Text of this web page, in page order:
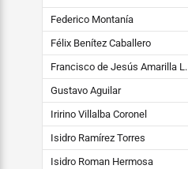
Federico Montanía
Félix Benítez Caballero
Francisco de Jesús Amarilla L.
Gustavo Aguilar
Iririno Villalba Coronel
Isidro Ramírez Torres
Isidro Roman Hermosa